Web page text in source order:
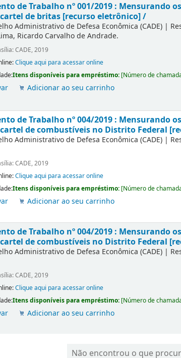
de Trabalho nº 001/2019 : Mensurando
de britas [recurso eletrônico] /
Administrativo de Defesa Econômica (CADE) |
Ricardo Carvalho de Andrade.
CADE, 2019
Clique aqui para acessar online
Itens disponíveis para empréstimo: [Número de
Adicionar ao seu carrinho
de Trabalho nº 004/2019 : Mensurando
de combustíveis no Distrito Federal
Administrativo de Defesa Econômica (CADE) |
CADE, 2019
Clique aqui para acessar online
Itens disponíveis para empréstimo: [Número de
Adicionar ao seu carrinho
de Trabalho nº 004/2019 : Mensurando
de combustíveis no Distrito Federal
Administrativo de Defesa Econômica (CADE) |
CADE, 2019
Clique aqui para acessar online
Itens disponíveis para empréstimo: [Número de
Adicionar ao seu carrinho
Não encontrou o que